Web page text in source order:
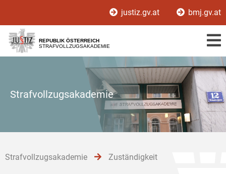
[1]
[2]
[3]
justiz.gv.at bmj.gv.at
REPUBLIK ÖSTERREICH
STRAFVOLLZUGSAKADEMIE
Strafvollzugsakademie
Strafvollzugsakademie Zuständigkeit